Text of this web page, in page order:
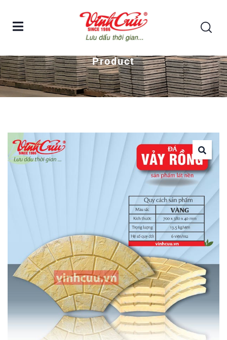
Đá vảy rồng lát nền Vĩnh Cửu – màu vàng
Product